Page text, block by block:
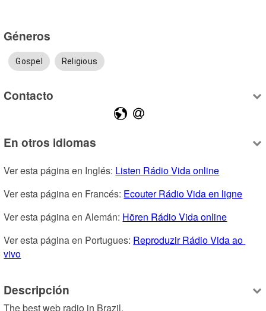
Géneros
Gospel Religious
Contacto
En otros idiomas
Ver esta página en Inglés: Listen Rádio Vida online
Ver esta página en Francés: Ecouter Rádio Vida en ligne
Ver esta página en Alemán: Hören Rádio Vida online
Ver esta página en Portugues: Reproduzir Rádio Vida ao
vivo
Descripción
The best web radio in Brazil.